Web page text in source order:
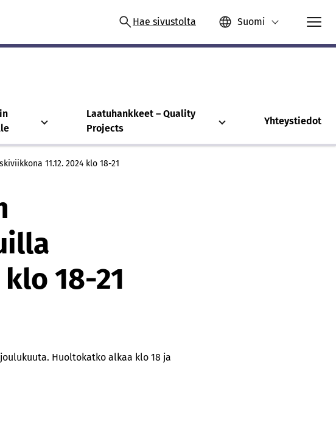
Hae sivustolta Suomi
Laatuhankkeet – Quality
Projects
Yhteystiedot
11.12. 2024 klo 18-21
18-21
Huoltokatko alkaa klo 18 ja